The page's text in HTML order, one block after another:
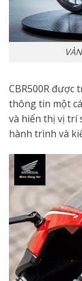
CBR500R được
thông tin một
và hiển thị vị trí
hành trình và